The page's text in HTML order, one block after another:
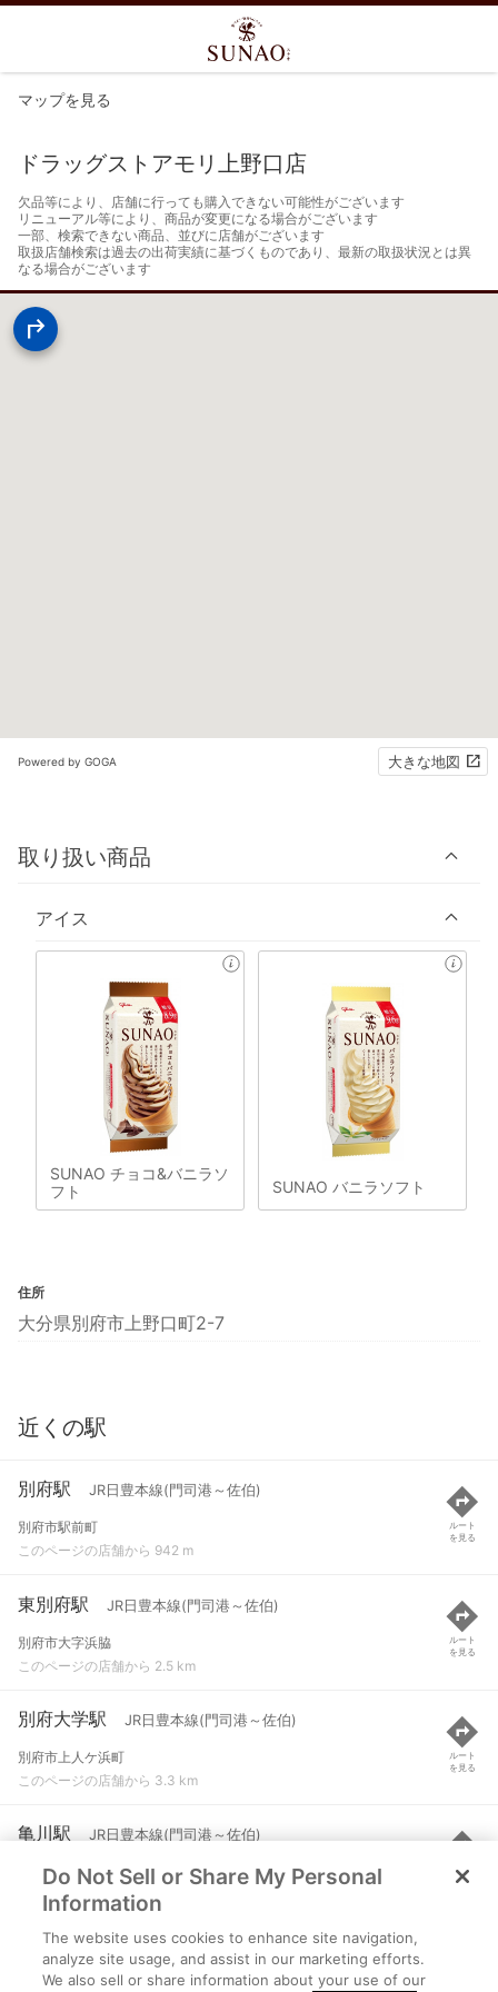
マップを見る
ドラッグストアモリ上野口店
欠品等により、店舗に行っても購入できない可能性がございます
リニューアル等により、商品が変更になる場合がございます
一部、検索できない商品、並びに店舗がございます
取扱店舗検索は過去の出荷実績に基づくものであり、最新の取扱状況とは異
なる場合がございます
Powered by GOGA 大きな地図
取り扱い商品
アイス
SUNAO チョコ&バニラソ
フト
SUNAO バニラソフト
住所
大分県別府市上野口町2-7
近くの駅
別府駅 JR日豊本線(門司港～佐伯)
別府市駅前町
このページの店舗から 942 m
ルート
を見る
東別府駅 JR日豊本線(門司港～佐伯)
別府市大字浜脇
このページの店舗から 2.5 km
ルート
を見る
別府大学駅 JR日豊本線(門司港～佐伯)
別府市上人ケ浜町
このページの店舗から 3.3 km
ルート
を見る
亀川駅 JR日豊本線(門司港～佐伯)
別府市亀川浜田町
このページの店舗から 5.1 km
ルート
を見る
豊後豊岡駅 JR日豊本線(門司港～佐伯)
速見郡日出町大字豊岡
Do Not Sell or Share My Personal
Information
The website uses cookies to enhance site navigation,
analyze site usage, and assist in our marketing efforts.
We also sell or share information about your use of our